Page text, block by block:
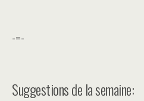
-=-
Suggestions de la semaine: